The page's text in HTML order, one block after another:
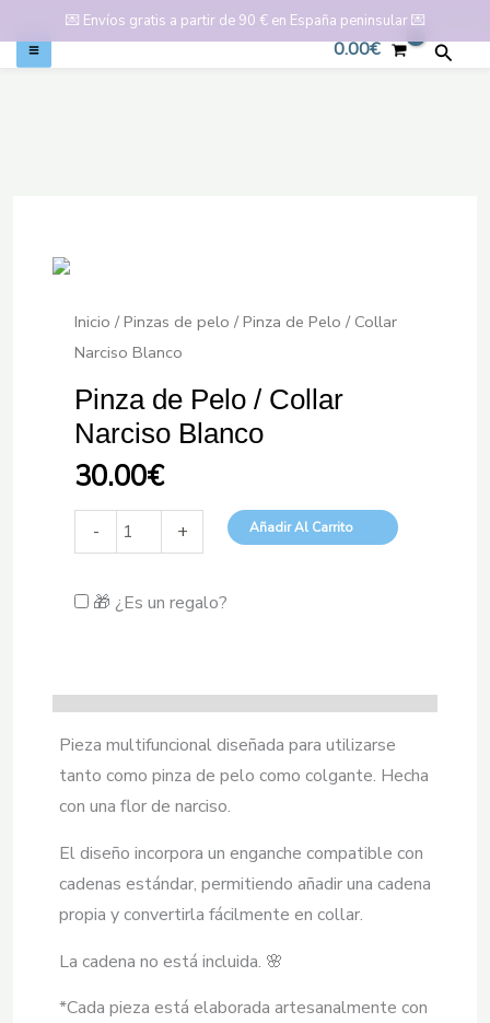
💌 Envíos gratis a partir de 90 € en España peninsular💌
0.00€
Inicio / Pinzas de pelo / Pinza de Pelo / Collar
Narciso Blanco
Pinza de Pelo / Collar
Narciso Blanco
30.00€
-
de
/
Blanco
cantidad
+ Añadir Al Carrito
🎁 ¿Es un regalo?
Pieza multifuncional diseñada para utilizarse
tanto como pinza de pelo como colgante. Hecha
con una flor de narciso.
El diseño incorpora un enganche compatible con
cadenas estándar, permitiendo añadir una cadena
propia y convertirla fácilmente en collar.
La cadena no está incluida. 🌸
*Cada pieza está elaborada artesanalmente con